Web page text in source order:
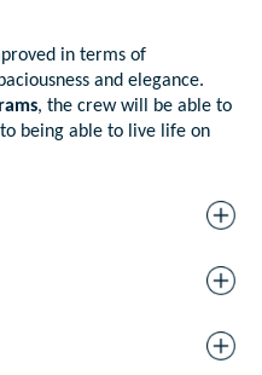
in terms of
and elegance.
, the crew will be able to
being able to live life on